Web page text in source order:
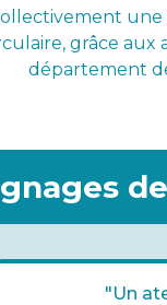
une
grâce aux
département
"Un